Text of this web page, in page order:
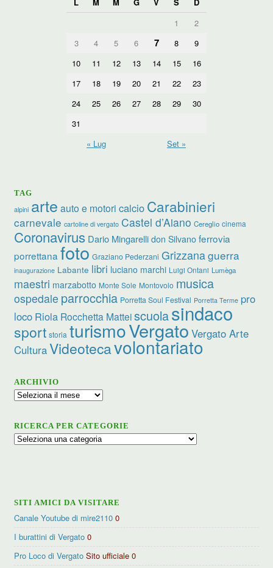
1
2
3
4 5 6 7 8
9
10
11 12 13 14 15
16
17
18 19 20 21 22
23
24
25 26 27 28 29
30
31
« Lug
Set »
TAG
alpini arte auto e motori calcio Carabinieri
carnevale cartoline di vergato Castel d’Aiano Cereglio cinema
Coronavirus Dario Mingarelli don Silvano ferrovia
porrettana foto Graziano Pederzani Grizzanaguerra
inaugurazione Labante libri luciano marchi Luigi Ontani Lumèga
maestri marzabotto Monte Sole Montovolo musica
ospedale parrocchia Porretta Soul Festival Porretta Terme pro
loco Riola Rocchetta Matteiscuolasindaco
sport storia turismoVergato Vergato Arte
CulturaVideotecavolontariato
ARCHIVIO
Archivio
RICERCA PER CATEGORIE
Ricerca
SITI AMICI DA VISITARE
Canale Youtube di mire2110 0
I burattini di Vergato 0
Pro Loco di Vergato Sito ufficiale 0